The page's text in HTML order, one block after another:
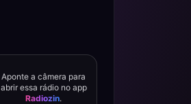
Aponte a câmera para
abrir essa rádio no app
Radiozin.